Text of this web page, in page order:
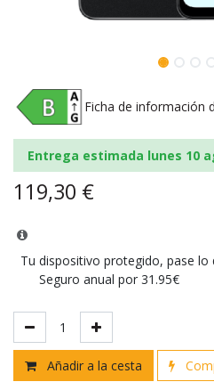
Ficha de información
Entrega estimada lunes 10
119,30 €
Tu dispositivo protegido, pase lo
Seguro anual por 31.95€
Añadir a la cesta